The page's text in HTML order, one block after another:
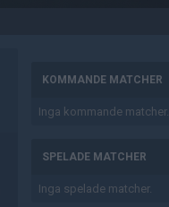
KOMMANDE MATCHER
Inga kommande matcher.
SPELADE MATCHER
Inga spelade matcher.